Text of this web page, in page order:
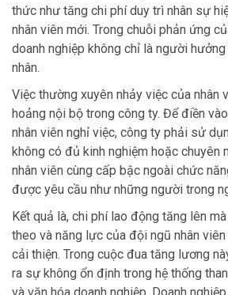
thức như tăng chi phí duy trì nhân sự
nhân viên mới. Trong chuỗi phản ứng
doanh nghiệp không chỉ là người
nhân.
Việc thường xuyên nhảy việc của nhân
hoảng nội bộ trong công ty. Để điền
nhân viên nghỉ việc, công ty phải sử
không có đủ kinh nghiệm hoặc chuyên
nhân viên cùng cấp bậc ngoài chức
được yêu cầu như những người trong
Kết quả là, chi phí lao động tăng lên
theo và năng lực của đội ngũ nhân
cải thiện. Trong cuộc đua tăng lương
ra sự không ổn định trong hệ thống